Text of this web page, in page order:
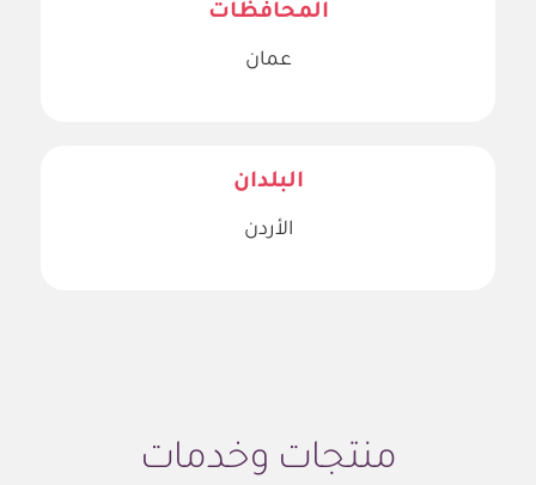
المحافظات
عمان
البلدان
الأردن
منتجات وخدمات